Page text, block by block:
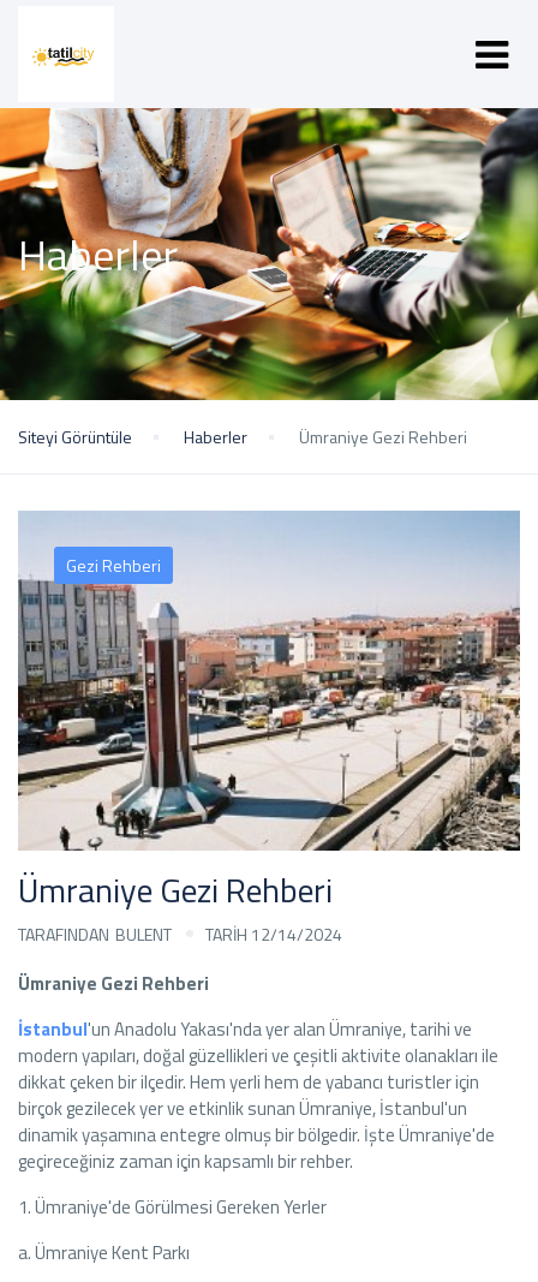
Haberler
Siteyi Görüntüle Haberler Ümraniye Gezi Rehberi
Gezi Rehberi
Ümraniye Gezi Rehberi
TARAFINDAN BULENT TARİH 12/14/2024
Ümraniye Gezi Rehberi
İstanbul'un Anadolu Yakası'nda yer alan Ümraniye, tarihi ve
modern yapıları, doğal güzellikleri ve çeşitli aktivite olanakları ile
dikkat çeken bir ilçedir. Hem yerli hem de yabancı turistler için
birçok gezilecek yer ve etkinlik sunan Ümraniye, İstanbul'un
dinamik yaşamına entegre olmuş bir bölgedir. İşte Ümraniye'de
geçireceğiniz zaman için kapsamlı bir rehber.
1. Ümraniye'de Görülmesi Gereken Yerler
a. Ümraniye Kent Parkı